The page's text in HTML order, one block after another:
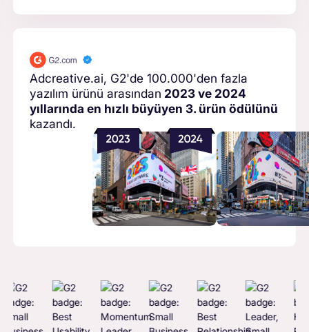
Adcreative.ai, G2'de 100.000'den fazla
yazılım ürünü arasından 2023 ve 2024
yıllarında en hızlı büyüyen 3. ürün ödülünü
kazandı.